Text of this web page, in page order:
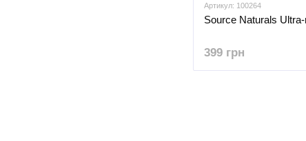
Артикул: 100264
Source Naturals
399 грн